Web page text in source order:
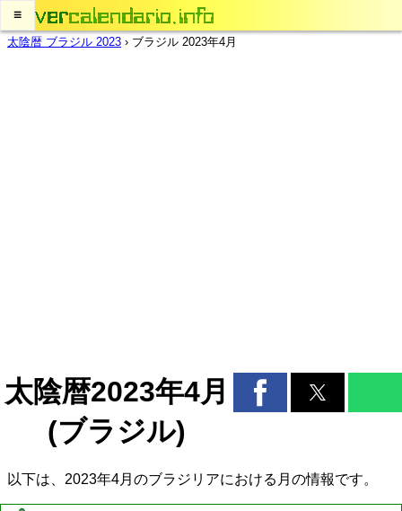
≡
太陰暦 ブラジル 2023 › ブラジル 2023年4月
太陰暦2023年4月
(ブラジル)
以下は、2023年4月のブラジリアにおける月の情報です。